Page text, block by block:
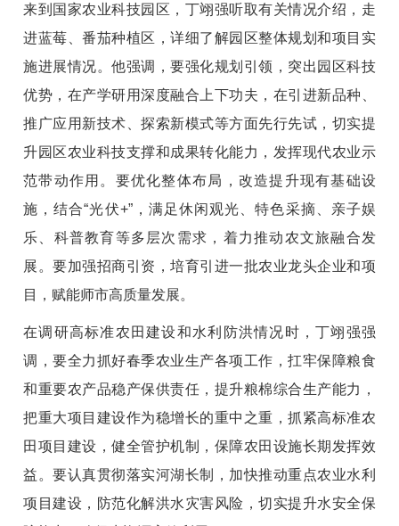
来到国家农业科技园区，丁翊强听取有关情况介绍，走
进蓝莓、番茄种植区，详细了解园区整体规划和项目实
施进展情况。他强调，要强化规划引领，突出园区科技
优势，在产学研用深度融合上下功夫，在引进新品种、
推广应用新技术、探索新模式等方面先行先试，切实提
升园区农业科技支撑和成果转化能力，发挥现代农业示
范带动作用。要优化整体布局，改造提升现有基础设
施，结合“光伏+”，满足休闲观光、特色采摘、亲子娱
乐、科普教育等多层次需求，着力推动农文旅融合发
展。要加强招商引资，培育引进一批农业龙头企业和项
目，赋能师市高质量发展。
在调研高标准农田建设和水利防洪情况时，丁翊强强
调，要全力抓好春季农业生产各项工作，扛牢保障粮食
和重要农产品稳产保供责任，提升粮棉综合生产能力，
把重大项目建设作为稳增长的重中之重，抓紧高标准农
田项目建设，健全管护机制，保障农田设施长期发挥效
益。要认真贯彻落实河湖长制，加快推动重点农业水利
项目建设，防范化解洪水灾害风险，切实提升水安全保